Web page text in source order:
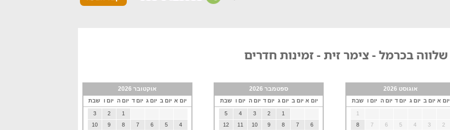
שלווה בכרמל - צימר זית - זמינות חדרים
אוגוסט 2026
יום א יום ב יום ג יום ד יום ה יום ו שבת
1
2
3
4
5
6
7
8
ספטמבר 2026
יום א יום ב יום ג יום ד יום ה יום ו שבת
1
2
3
4
5
6
7
8
9
10
11
12
אוקטובר 2026
יום א יום ב יום ג יום ד יום ה יום ו שבת
1
2
3
4
5
6
7
8
9
10